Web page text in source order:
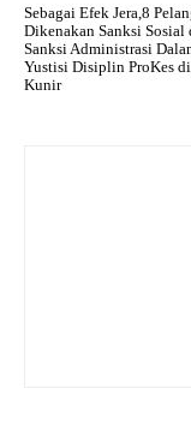
Sebagai Efek Jera,8
Dikenakan Sanksi Sosial
Sanksi Administrasi
Yustisi Disiplin ProKes
Kunir